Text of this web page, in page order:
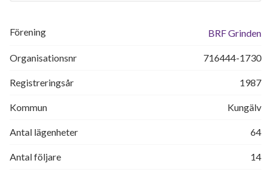
Förening BRF Grinden
Organisationsnr 716444-1730
Registreringsår 1987
Kommun Kungälv
Antal lägenheter 64
Antal följare 14